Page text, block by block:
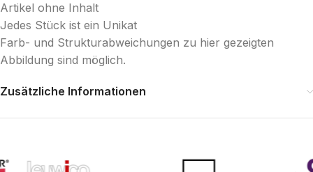
Artikel ohne Inhalt
Jedes Stück ist ein Unikat
Farb- und Strukturabweichungen zu hier gezeigten
Abbildung sind möglich.
Zusätzliche Informationen